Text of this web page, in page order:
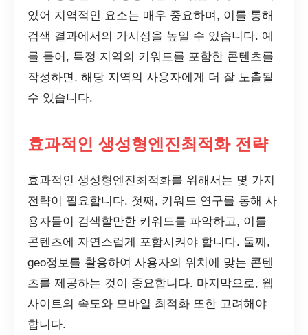
있어 지역적인 요소는 매우 중요하며, 이를 통해
검색 결과에서의 가시성을 높일 수 있습니다. 예
를 들어, 특정 지역의 키워드를 포함한 콘텐츠를
작성하면, 해당 지역의 사용자에게 더 잘 노출될
수 있습니다.
효과적인 생성형엔진최적화 전략
효과적인 생성형엔진최적화를 위해서는 몇 가지
전략이 필요합니다. 첫째, 키워드 연구를 통해 사
용자들이 검색할만한 키워드를 파악하고, 이를
콘텐츠에 자연스럽게 포함시켜야 합니다. 둘째,
geo정보를 활용하여 사용자의 위치에 맞는 콘텐
츠를 제공하는 것이 중요합니다. 마지막으로, 웹
사이트의 속도와 모바일 최적화 또한 고려해야
합니다.